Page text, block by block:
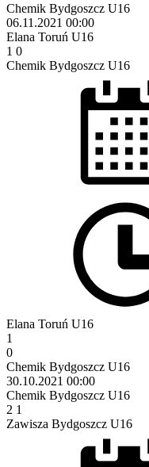
Chemik Bydgoszcz U16
06.11.2021 00:00
Elana Toruń U16
1 0
Chemik Bydgoszcz U16
Elana Toruń U16
1
0
Chemik Bydgoszcz U16
30.10.2021 00:00
Chemik Bydgoszcz U16
2 1
Zawisza Bydgoszcz U16